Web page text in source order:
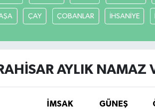
ÇAY ÇOBANLAR İHSANİYE
AYLIK NAMAZ
İMSAK GÜNEŞ